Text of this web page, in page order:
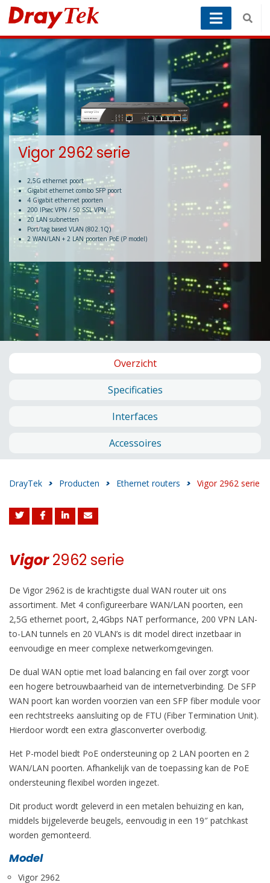
Vigor 2962 serie
2,5G ethernet poort
Gigabit ethernet combo SFP poort
4 Gigabit ethernet poorten
200 IPsec VPN / 50 SSL VPN
20 LAN subnetten
Port/tag based VLAN (802.1Q)
2 WAN/LAN + 2 LAN poorten PoE (P model)
Overzicht
Specificaties
Interfaces
Accessoires
DrayTek > Producten > Ethernet routers > Vigor 2962 serie
Vigor2962 serie
De Vigor 2962 is de krachtigste dual WAN router uit ons
assortiment. Met 4 configureerbare WAN/LAN poorten, een
2,5G ethernet poort, 2,4Gbps NAT performance, 200 VPN LAN-
to-LAN tunnels en 20 VLAN’s is dit model direct inzetbaar in
eenvoudige en meer complexe netwerkomgevingen.
De dual WAN optie met load balancing en fail over zorgt voor
een hogere betrouwbaarheid van de internetverbinding. De SFP
WAN poort kan worden voorzien van een SFP fiber module voor
een rechtstreeks aansluiting op de FTU (Fiber Termination Unit).
Hierdoor wordt een extra glasconverter overbodig.
Het P-model biedt PoE ondersteuning op 2 LAN poorten en 2
WAN/LAN poorten. Afhankelijk van de toepassing kan de PoE
ondersteuning flexibel worden ingezet.
Dit product wordt geleverd in een metalen behuizing en kan,
middels bijgeleverde beugels, eenvoudig in een 19″ patchkast
worden gemonteerd.
Model
Vigor 2962